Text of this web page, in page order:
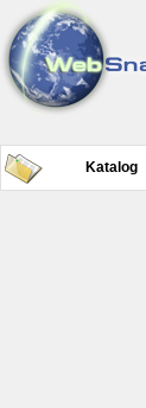
Katalog